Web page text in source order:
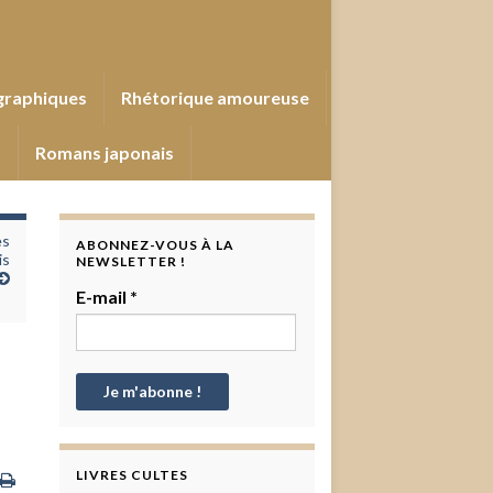
Rhétorique amoureuse
Romans japonais
ABONNEZ-VOUS À LA
NEWSLETTER !
E-mail *
LIVRES CULTES